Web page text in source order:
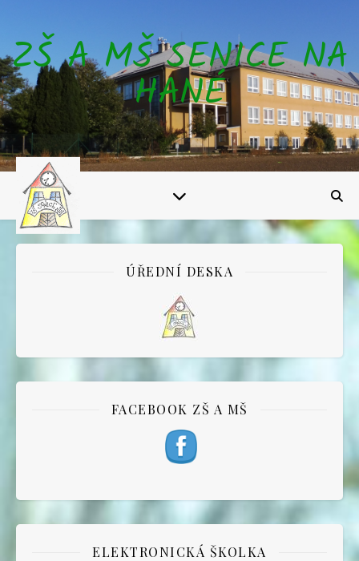
ZŠ A MŠ SENICE NA
HANÉ
ÚŘEDNÍ DESKA
FACEBOOK ZŠ A MŠ
ELEKTRONICKÁ ŠKOLKA